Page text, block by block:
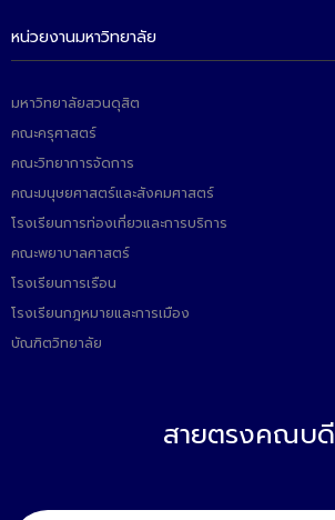
หน่วยงานมหาวิทยาลัย
มหาวิทยาลัยสวนดุสิต
คณะครุศาสตร์
คณะวิทยาการจัดการ
คณะมนุษยศาสตร์และสังคมศาสตร์
โรงเรียนการท่องเที่ยวและการบริการ
คณะพยาบาลศาสตร์
โรงเรียนการเรือน
โรงเรียนกฎหมายและการเมือง
บัณฑิตวิทยาลัย
สายตรงคณบดี